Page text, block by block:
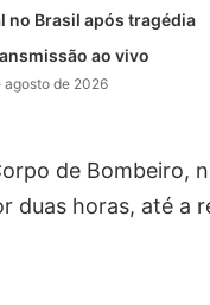
no Brasil após tragédia
ao vivo
agosto de 2026
de Bombeiro,
duas horas, até a